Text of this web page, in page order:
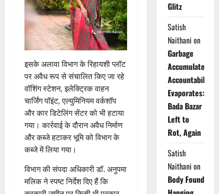
इसके अलावा विभाग के रिहायशी प्लॉट
पर अवैध रूप से संचालित किए जा रहे
वॉशिंग स्टेशन, इलेक्ट्रिक वाहन
चार्जिंग पॉइंट, एल्युमिनियम वर्कशॉप
और कार डिटेलिंग सेंटर को भी हटाया
गया। कार्रवाई के दौरान अवैध निर्माण
और कब्जे हटाकर भूमि को विभाग के
कब्जे में लिया गया।
विभाग की संपदा अधिकारी डॉ. अनुपमा
मलिक ने स्पष्ट निर्देश दिए हैं कि
Glitz
Satish
Naithani on
Garbage
Accumulates,
Accountability
Evaporates:
Bada Bazar
Left to
Rot, Again
Satish
Naithani on
Body Found